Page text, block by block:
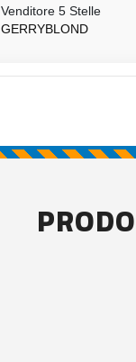
Venditore 5 Stelle
GERRYBLOND